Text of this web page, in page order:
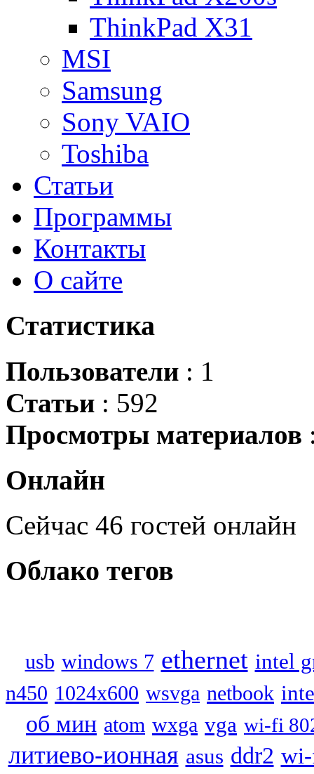
ThinkPad X31
MSI
Samsung
Sony VAIO
Toshiba
Статьи
Программы
Контакты
О сайте
Статистика
Пользователи : 1
Статьи : 592
Просмотры материалов
Онлайн
Сейчас 46 гостей онлайн
Облако тегов
usb windows 7 ethernet intel
n450 1024x600 wsvga netbook
об мин atom wxga vga wi-fi
литиево-ионная asus ddr2